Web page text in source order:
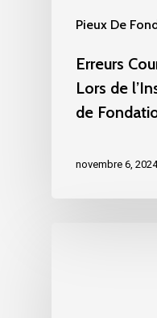
Pieux De
Erreurs
Lors de
de
novembre 6, 2024